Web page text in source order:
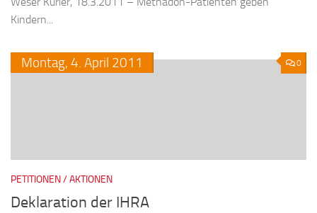
Kindern...
0
Montag, 4. April 2011
PETITIONEN / AKTIONEN
Deklaration der IHRA